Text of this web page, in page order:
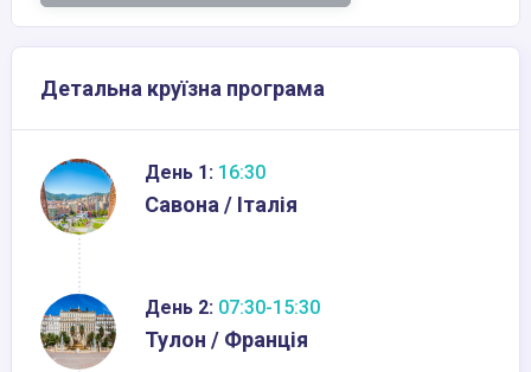
Детальна круїзна програма
День 1: 16:30
Савона / Італія
День 2: 07:30-15:30
Тулон / Франція